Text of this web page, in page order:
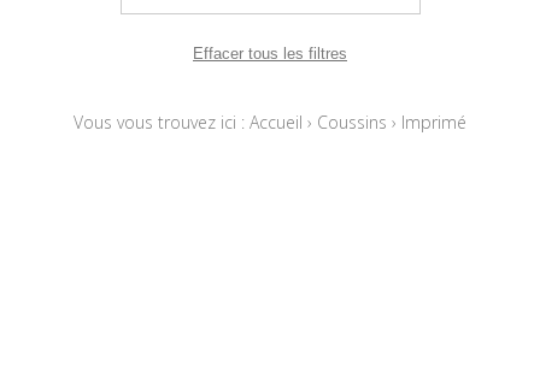
Effacer tous les filtres
Vous vous trouvez ici : Accueil › Coussins › Imprimé